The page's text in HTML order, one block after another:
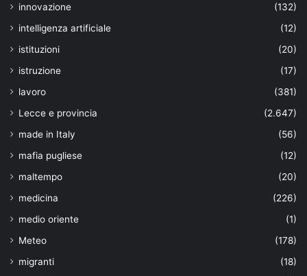
innovazione
(132)
intelligenza artificiale
(12)
istituzioni
(20)
istruzione
(17)
lavoro
(381)
Lecce e provincia
(2.647)
made in Italy
(56)
mafia pugliese
(12)
maltempo
(20)
medicina
(226)
medio oriente
(1)
Meteo
(178)
migranti
(18)